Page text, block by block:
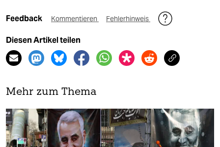
Feedback Kommentieren Fehlerhinweis
Diesen Artikel teilen
Mehr zum Thema